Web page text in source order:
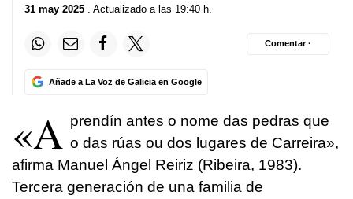
31 may 2025 . Actualizado a las 19:40 h.
Añade a La Voz de Galicia en Google
Comentar ·
«A prendín antes o nome das pedras que
o das rúas ou dos lugares de Carreira»,
afirma Manuel Ángel Reiriz (Ribeira, 1983).
Tercera generación de una familia de